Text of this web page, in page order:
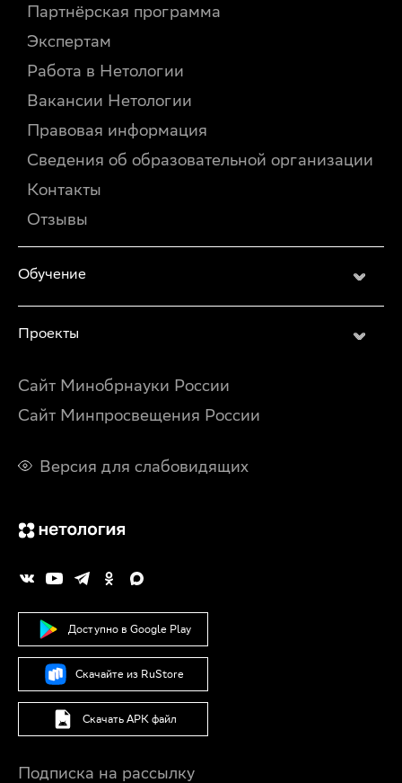
Доступно в Google Play
Скачайте из RuStore
Скачать APK файл
Подписка на рассылку
Партнёрская программа
Экспертам
Работа в Нетологии
Вакансии Нетологии
Правовая информация
Сведения об образовательной организации
Контакты
Отзывы
Обучение
Проекты
Сайт Минобрнауки России
Сайт Минпросвещения России
Версия для слабовидящих